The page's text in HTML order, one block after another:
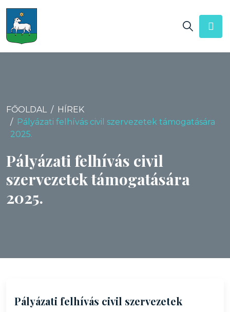
FŐOLDAL
HÍREK
Pályázati felhívás civil szervezetek támogatására
2025.
Pályázati felhívás civil
szervezetek támogatására
2025.
Pályázati felhívás civil szervezetek